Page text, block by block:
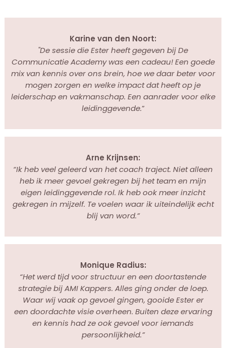
Karine van den Noort:
"De sessie die Ester heeft gegeven bij De
Communicatie Academy was een cadeau! Een goede
mix van kennis over ons brein, hoe we daar beter voor
mogen zorgen en welke impact dat heeft op je
leiderschap en vakmanschap. Een aanrader voor elke
leidinggevende.”
Arne Krijnsen:
“Ik heb veel geleerd van het coach traject. Niet alleen
heb ik meer gevoel gekregen bij het team en mijn
eigen leidinggevende rol. Ik heb ook meer inzicht
gekregen in mijzelf. Te voelen waar ik uiteindelijk echt
blij van word.”
Monique Radius:
“Het werd tijd voor structuur en een doortastende
strategie bij AMI Kappers. Alles ging onder de loep.
Waar wij vaak op gevoel gingen, gooide Ester er
een doordachte visie overheen. Buiten deze ervaring
en kennis had ze ook gevoel voor iemands
persoonlijkheid.”